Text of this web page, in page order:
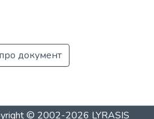
документ
© 2002-2026 LYRASIS